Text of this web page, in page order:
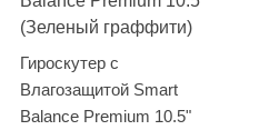
Гироскутер с
Влагозащитой Smart
Balance Premium 10.5"